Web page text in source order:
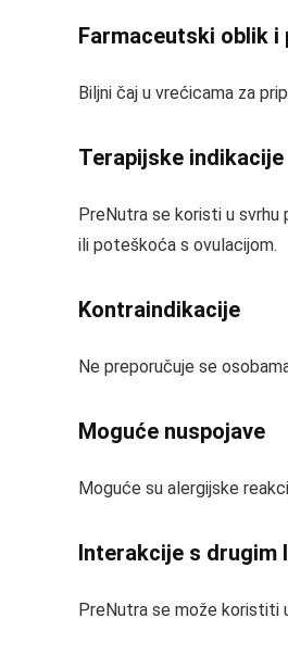
Farmaceutski oblik i
Biljni čaj u vrećicama za
Terapijske indikacije
PreNutra se koristi u
ili poteškoća s ovulacijom.
Kontraindikacije
Ne preporučuje se
Moguće nuspojave
Moguće su alergijske
Interakcije s drugim
PreNutra se može koristiti